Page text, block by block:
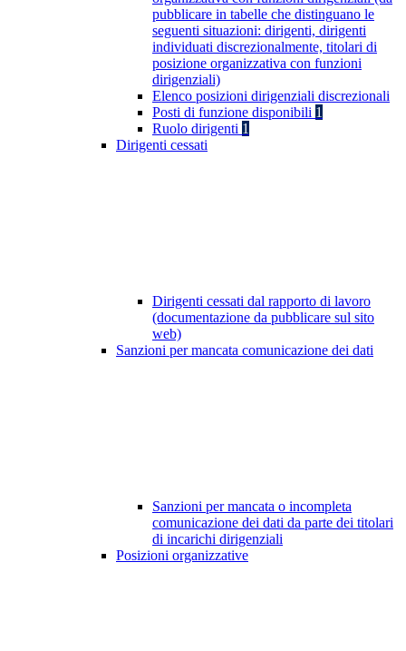
pubblicare in tabelle che distinguano le
seguenti situazioni: dirigenti, dirigenti
individuati discrezionalmente, titolari di
posizione organizzativa con funzioni
dirigenziali)
Elenco posizioni dirigenziali discrezionali
Posti di funzione disponibili 1
Ruolo dirigenti 1
Dirigenti cessati
Dirigenti cessati dal rapporto di lavoro
(documentazione da pubblicare sul sito
web)
Sanzioni per mancata comunicazione dei dati
Sanzioni per mancata o incompleta
comunicazione dei dati da parte dei titolari
di incarichi dirigenziali
Posizioni organizzative